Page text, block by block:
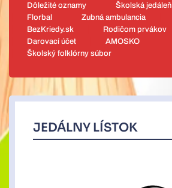
Dôležité oznamy Školská jedáleň
Florbal
Zubná ambulancia
BezKriedy.sk
Rodičom prvákov
Darovací účet
AMOSKO
Školský folklórny súbor
JEDÁLNY LÍSTOK